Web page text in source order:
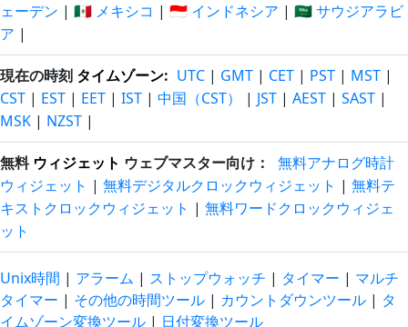
ェーデン | 🇲🇽 メキシコ | 🇮🇩 インドネシア | 🇸🇦 サウジアラビ
ア |
現在の時刻 タイムゾーン: UTC | GMT | CET | PST | MST |
CST | EST | EET | IST | 中国（CST） | JST | AEST | SAST |
MSK | NZST |
無料 ウィジェット ウェブマスター向け：
無料アナログ時計
ウィジェット | 無料デジタルクロックウィジェット | 無料テ
キストクロックウィジェット | 無料ワードクロックウィジェ
ット
Unix時間 | アラーム | ストップウォッチ | タイマー | マルチ
タイマー | その他の時間ツール | カウントダウンツール | タ
イムゾーン変換ツール | 日付変換ツール